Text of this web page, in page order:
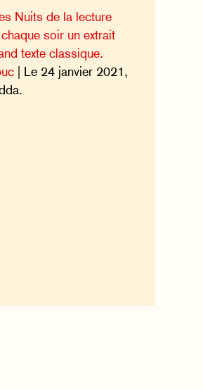
Nuits de la lecture
soir un extrait
texte classique.
| Le 24 janvier 2021,